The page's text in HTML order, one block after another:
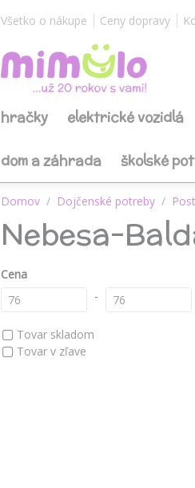
Všetko o nákupe Ceny dopravy
hračky elektrické vozidlá
dom a záhrada školské
Domov Dojčenské potreby
Nebesa-
Cena
-
Tovar skladom
Tovar v zľave